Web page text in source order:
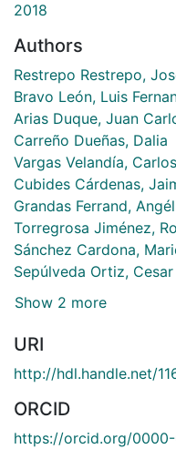
2018
Authors
Restrepo Restrepo,
Bravo León, Luis
Arias Duque, Juan
Carreño Dueñas, Dalia
Vargas Velandía,
Cubides Cárdenas,
Grandas Ferrand,
Torregrosa Jiménez,
Sánchez Cardona,
Sepúlveda Ortiz,
Show 2 more
URI
http://hdl.handle.net/
ORCID
https://orcid.org/